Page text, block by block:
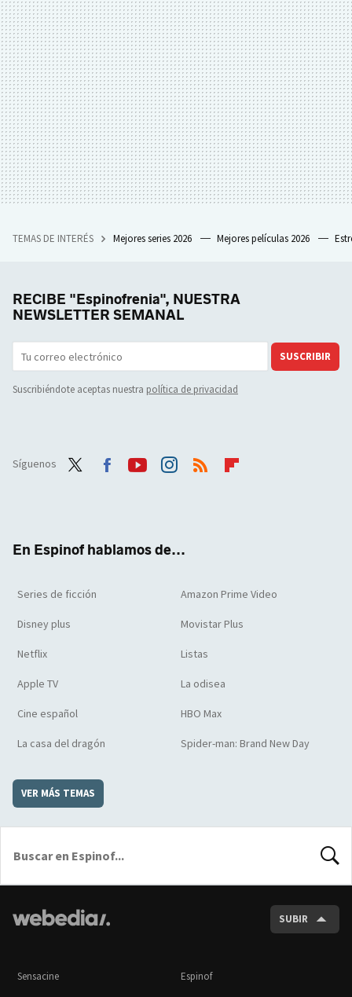
TEMAS DE INTERÉS Mejores series 2026 Mejores películas 2026
RECIBE "Espinofrenia", NUESTRA
NEWSLETTER SEMANAL
SUSCRIBIR
Suscribiéndote aceptas nuestra política de privacidad
Síguenos
En Espinof hablamos de...
Series de ficción Amazon Prime Video
Disney plus Movistar Plus
Netflix Listas
Apple TV La odisea
Cine español HBO Max
La casa del dragón Spider-man: Brand New Day
VER MÁS TEMAS
SUBIR
Sensacine Espinof